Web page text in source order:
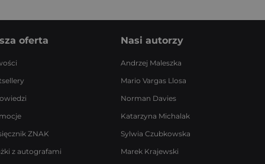
oferta
ZNAK
z autografami
Nasi autorzy
Andrzej Maleszka
Mario Vargas Llosa
Norman Davies
Katarzyna Michalak
Sylwia Czubkowska
Marek Krajewski